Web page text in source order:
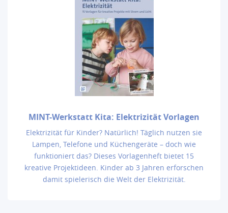
MINT-Werkstatt Kita: Elektrizität Vorlagen
Elektrizität für Kinder? Natürlich! Täglich nutzen sie
Lampen, Telefone und Küchengeräte – doch wie
funktioniert das? Dieses Vorlagenheft bietet 15
kreative Projektideen. Kinder ab 3 Jahren erforschen
damit spielerisch die Welt der Elektrizität.